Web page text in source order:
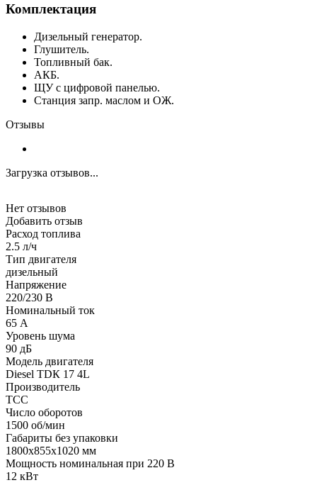
Комплектация
Дизельный генератор.
Глушитель.
Топливный бак.
АКБ.
ЩУ с цифровой панелью.
Станция запр. маслом и ОЖ.
Отзывы
Загрузка отзывов...
Нет отзывов
Добавить отзыв
Расход топлива
2.5 л/ч
Тип двигателя
дизельный
Напряжение
220/230 В
Номинальный ток
65 А
Уровень шума
90 дБ
Модель двигателя
Diesel TDК 17 4L
Производитель
ТСС
Число оборотов
1500 об/мин
Габариты без упаковки
1800x855x1020 мм
Мощность номинальная при 220 В
12 кВт